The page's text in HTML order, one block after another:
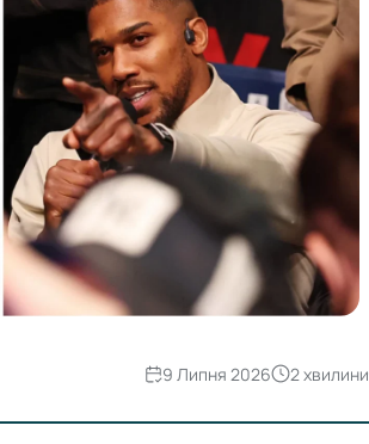
2 хвилини
9 Липня 2026